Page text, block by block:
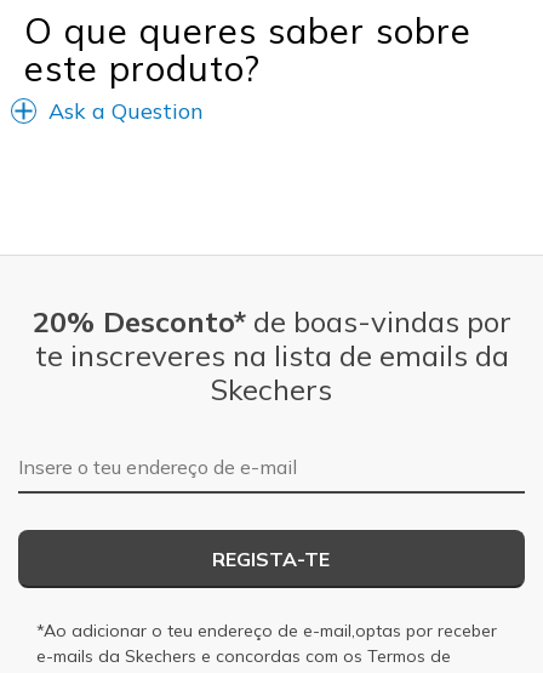
O que queres saber sobre
este produto?
Ask a Question
20% Desconto*de boas-vindas por
te inscreveres na lista de emails da
Skechers
Endereço de e-mail
REGISTA-TE
*Ao adicionar o teu endereço de e-mail,optas por receber
e-mails da Skechers e concordas com os Termos de